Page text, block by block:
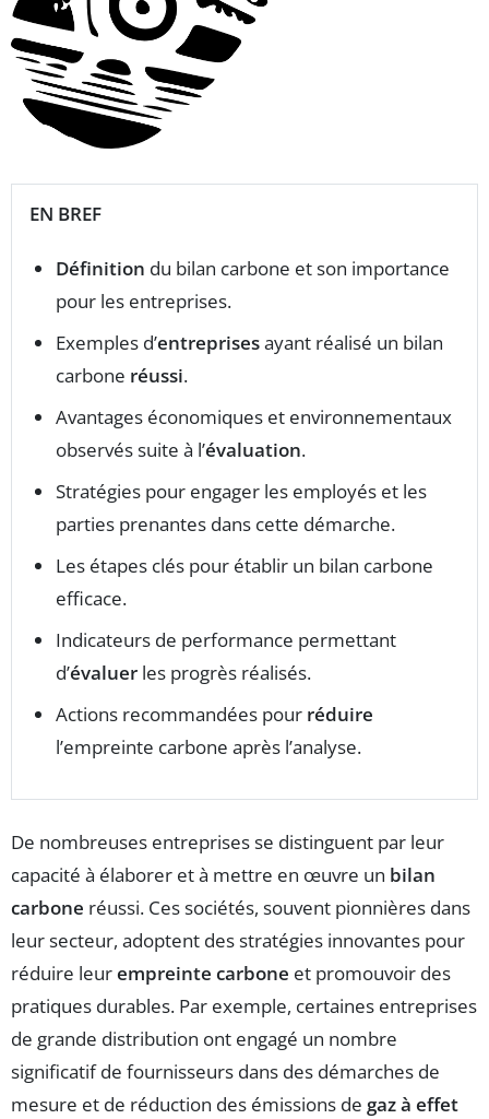
EN BREF
Définition du bilan carbone et son importance
pour les entreprises.
Exemples d’entreprisesayant réalisé un bilan
carbone réussi.
Avantages économiques et environnementaux
observés suite à l’évaluation.
Stratégies pour engager les employés et les
parties prenantes dans cette démarche.
Les étapes clés pour établir un bilan carbone
efficace.
Indicateurs de performance permettant
d’évaluer les progrès réalisés.
Actions recommandées pour réduire
l’empreinte carbone après l’analyse.
De nombreuses entreprises se distinguent par leur
capacité à élaborer et à mettre en œuvre un bilan
carbone réussi. Ces sociétés, souvent pionnières dans
leur secteur, adoptent des stratégies innovantes pour
réduire leurempreinte carbone et promouvoir des
pratiques durables. Par exemple, certaines entreprises
de grande distribution ont engagé un nombre
significatif de fournisseurs dans des démarches de
mesure et de réduction des émissions de gaz à effet